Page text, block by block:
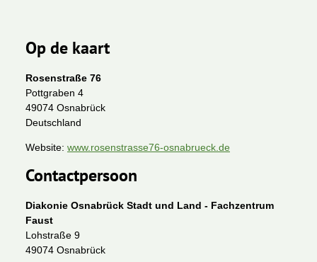
Op de kaart
Rosenstraße 76
Pottgraben 4
49074 Osnabrück
Deutschland
Website: www.rosenstrasse76-osnabrueck.de
Contactpersoon
Diakonie Osnabrück Stadt und Land - Fachzentrum
Faust
Lohstraße 9
49074 Osnabrück